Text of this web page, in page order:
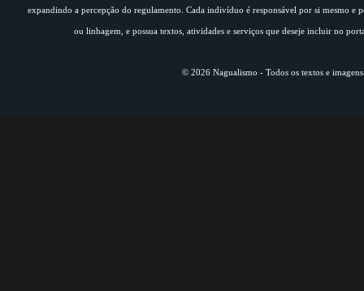
expandindo a percepção do regulamento. Cada indivíduo é responsável por si mesmo
ou linhagem, e possua textos, atividades e serviços que deseje incluir no
© 2026 Nagualismo - Todos os textos e